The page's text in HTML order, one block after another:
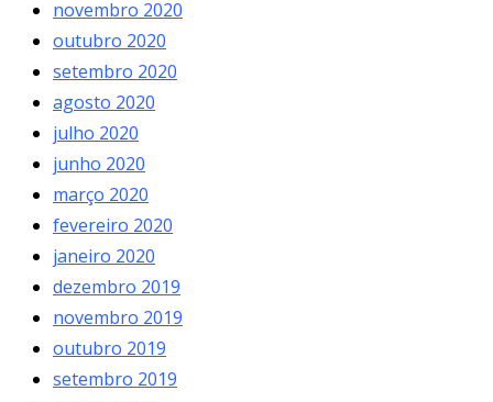
novembro 2020
outubro 2020
setembro 2020
agosto 2020
julho 2020
junho 2020
março 2020
fevereiro 2020
janeiro 2020
dezembro 2019
novembro 2019
outubro 2019
setembro 2019